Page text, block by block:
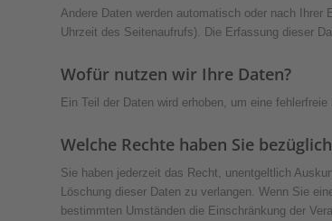
Andere Daten werden automatisch oder nach
Uhrzeit des Seitenaufrufs). Die Erfassung dieser
Wofür nutzen wir Ihre Daten?
Ein Teil der Daten wird erhoben, um eine
Welche Rechte haben Sie
Sie haben jederzeit das Recht, unentgeltlich
Löschung dieser Daten zu verlangen. Wenn Sie
bestimmten Umständen die Einschränkung der